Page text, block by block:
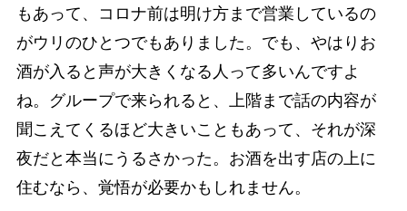
もあって、コロナ前は明け方まで営業しているの
がウリのひとつでもありました。でも、やはりお
酒が入ると声が大きくなる人って多いんですよ
ね。グループで来られると、上階まで話の内容が
聞こえてくるほど大きいこともあって、それが深
夜だと本当にうるさかった。お酒を出す店の上に
住むなら、覚悟が必要かもしれません。